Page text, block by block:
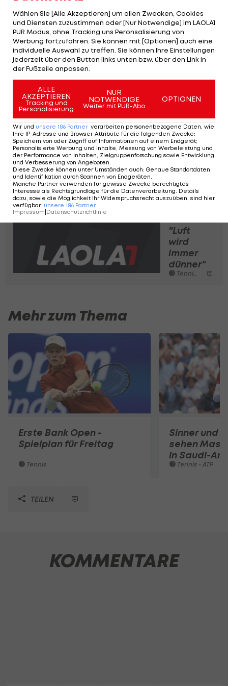
Ein Aufstieg in die Weltgruppe, ob nun mit ihm
oder ohne ihn, und Matches in der höchsten
Kategorie wären auch für Thiem ein Novum.
"Sicher will ich in der Weltgruppe spielen, ich will
generell Davis Cup spielen, es macht ja mega
Bock, auch St. Pölten war geil. Ich bin selber richtig
froh drüber, dass sie die Russen ohne mich besiegt
haben und deshalb will ich immer gern im Davis
Cup dabei sein."
Doch zunächst gilt der Fokus auf Madrid bzw.
natürlich den French Open
zum Auftakt am Mittwoch (ab 20 Uhr im
Ticker) auf den Argentinier Federico Delbonis.
"Luft
wird
immer
dünner"
Tennis - ATP
Mehr zum Thema
Erste Bank Open -
Spielplan für Freitag
Tennis
Sinner und
sehen
in Saudi-
Tennis - ATP
TEILEN
KOMMENTARE
Wählen Sie [Alle Akzeptieren] um allen Zwecken, Cookies
und Diensten zuzustimmen oder [Nur Notwendige] im LAOLA1
PUR Modus, ohne Tracking uns Peronsalisierung von
Werbung fortzufahren. Sie können mit [Optionen] auch eine
individuelle Auswahl zu treffen. Sie können Ihre Einstellungen
jederzeit über den Button links unten bzw. über den Link in
der Fußzeile anpassen.
ALLE
AKZEPTIEREN
Tracking und
Personalisierung
NUR
NOTWENDIGE
Weiter mit PUR-Abo
OPTIONEN
Wir und unsere 186 Partner verarbeiten personenbezogene Daten, wie
Ihre IP-Adresse und Browser-Attribute für die folgenden Zwecke:
Speichern von oder Zugriff auf Informationen auf einem Endgerät;
Personalisierte Werbung und Inhalte, Messung von Werbeleistung und
der Performance von Inhalten, Zielgruppenforschung sowie Entwicklung
und Verbesserung von Angeboten
Diese Zwecke können unter Umständen auch: Genaue Standortdaten
und Identifikation durch Scannen von Endgeräten
Manche Partner verwenden für gewisse Zwecke berechtigtes
Interesse als Rechtsgrundlage für die Datenverarbeitung. Details
dazu, sowie die Möglichkeit Ihr Widerspruchsrecht auszuüben, sind hier
verfügbar: unsere 186 Partner
Impressum|Datenschutzrichtlinie